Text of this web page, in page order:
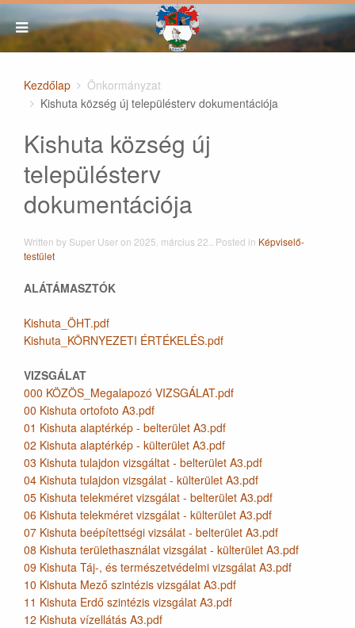
Kezdőlap
Önkormányzat
Kishuta község új településterv dokumentációja
Kishuta község új
településterv
dokumentációja
Written by Super User on 2025. március 22. . Posted in Képviselő-
testület
ALÁTÁMASZTÓK
Kishuta_ÖHT.pdf
Kishuta_KÖRNYEZETI ÉRTÉKELÉS.pdf
VIZSGÁLAT
000 KÖZÖS_Megalapozó VIZSGÁLAT.pdf
00 Kishuta ortofoto A3.pdf
01 Kishuta alaptérkép - belterület A3.pdf
02 Kishuta alaptérkép - külterület A3.pdf
03 Kishuta tulajdon vizsgáltat - belterület A3.pdf
04 Kishuta tulajdon vizsgálat - külterület A3.pdf
05 Kishuta telekméret vizsgálat - belterület A3.pdf
06 Kishuta telekméret vizsgálat - külterület A3.pdf
07 Kishuta beépítettségi vizsálat - belterület A3.pdf
08 Kishuta területhasználat vizsgálat - külterület A3.pdf
09 Kishuta Táj-, és természetvédelmi vizsgálat A3.pdf
10 Kishuta Mező szintézis vizsgálat A3.pdf
11 Kishuta Erdő szintézis vizsgálat A3.pdf
12 Kishuta vízellátás A3.pdf